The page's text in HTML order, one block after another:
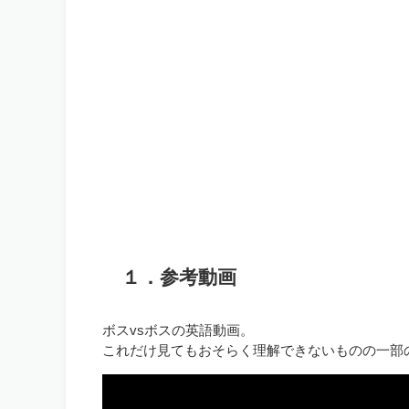
１．参考動画
ボスvsボスの英語動画。
これだけ見てもおそらく理解できないものの一部